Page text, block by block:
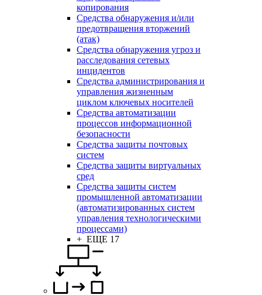
копирования
Средства обнаружения и/или
предотвращения вторжений
(атак)
Средства обнаружения угроз и
расследования сетевых
инцидентов
Средства администрирования и
управления жизненным
циклом ключевых носителей
Средства автоматизации
процессов информационной
безопасности
Средства защиты почтовых
систем
Средства защиты виртуальных
сред
Средства защиты систем
промышленной автоматизации
(автоматизированных систем
управления технологическими
процессами)
+ ЕЩЕ 17